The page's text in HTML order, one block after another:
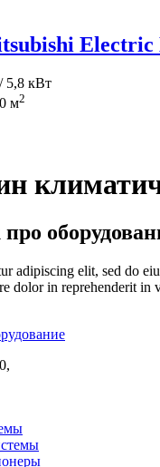
5,8 кВт
м2
adipiscing elit, sed do
dolor in reprehenderit